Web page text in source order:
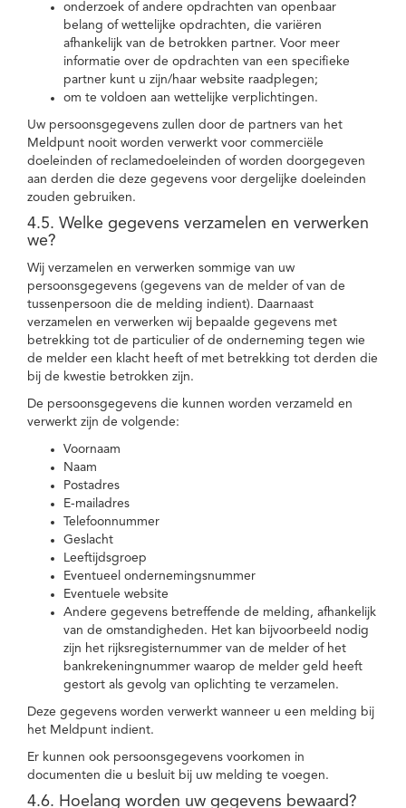
onderzoek of andere opdrachten van openbaar
belang of wettelijke opdrachten, die variëren
afhankelijk van de betrokken partner. Voor meer
informatie over de opdrachten van een specifieke
partner kunt u zijn/haar website raadplegen;
om te voldoen aan wettelijke verplichtingen.
Uw persoonsgegevens zullen door de partners van het
Meldpunt nooit worden verwerkt voor commerciële
doeleinden of reclamedoeleinden of worden doorgegeven
aan derden die deze gegevens voor dergelijke doeleinden
zouden gebruiken.
4.5. Welke gegevens verzamelen en verwerken
we?
Wij verzamelen en verwerken sommige van uw
persoonsgegevens (gegevens van de melder of van de
tussenpersoon die de melding indient). Daarnaast
verzamelen en verwerken wij bepaalde gegevens met
betrekking tot de particulier of de onderneming tegen wie
de melder een klacht heeft of met betrekking tot derden die
bij de kwestie betrokken zijn.
De persoonsgegevens die kunnen worden verzameld en
verwerkt zijn de volgende:
Voornaam
Naam
Postadres
E-mailadres
Telefoonnummer
Geslacht
Leeftijdsgroep
Eventueel ondernemingsnummer
Eventuele website
Andere gegevens betreffende de melding, afhankelijk
van de omstandigheden. Het kan bijvoorbeeld nodig
zijn het rijksregisternummer van de melder of het
bankrekeningnummer waarop de melder geld heeft
gestort als gevolg van oplichting te verzamelen.
Deze gegevens worden verwerkt wanneer u een melding bij
het Meldpunt indient.
Er kunnen ook persoonsgegevens voorkomen in
documenten die u besluit bij uw melding te voegen.
4.6. Hoelang worden uw gegevens bewaard?